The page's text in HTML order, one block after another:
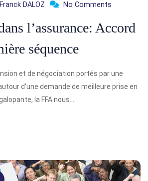
Franck DALOZ No Comments
l’assurance: Accord
séquence
et de négociation portés par une
d’une demande de meilleure prise en
la FFA nous…